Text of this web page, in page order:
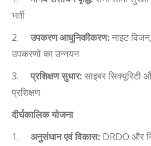
भर्ती
2.
उपकरण आधुनिकीकरण:नाइट विजन,
उपकरणों का उन्नयन
3.
प्रशिक्षण सुधार:साइबर सिक्यूरिटी
प्रशिक्षण
दीर्घकालिक योजना
1.
अनुसंधान एवं विकास: DRDO और